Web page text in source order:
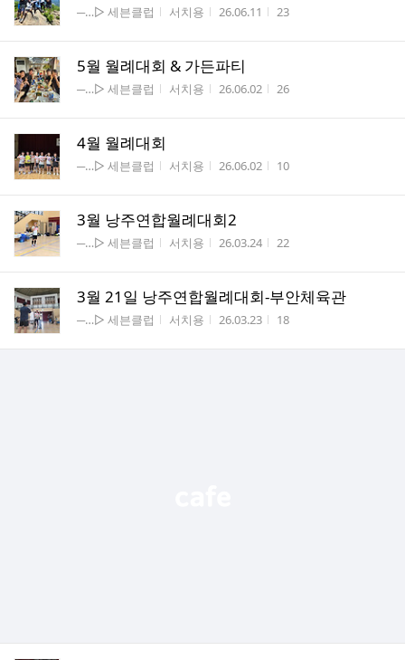
게시판명
─…▷ 세븐클럽 작성자
서치용 작성시간
26.06.11 조회수
23
5월 월례대회 & 가든파티
게시판명
─…▷ 세븐클럽 작성자
서치용 작성시간
26.06.02 조회수
26
4월 월례대회
게시판명
─…▷ 세븐클럽 작성자
서치용 작성시간
26.06.02 조회수
10
3월 낭주연합월례대회2
게시판명
─…▷ 세븐클럽 작성자
서치용 작성시간
26.03.24 조회수
22
3월 21일 낭주연합월례대회-부안체육관
게시판명
─…▷ 세븐클럽 작성자
서치용 작성시간
26.03.23 조회수
18